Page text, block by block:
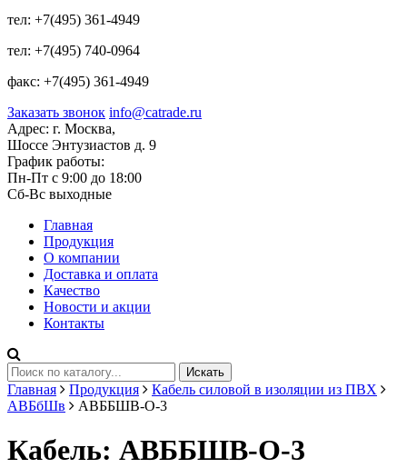
тел: +7(495) 361-4949
тел: +7(495) 740-0964
факс: +7(495) 361-4949
Заказать звонок info@catrade.ru
Адрес: г. Москва,
Шоссе Энтузиастов д. 9
График работы:
Пн-Пт с 9:00 до 18:00
Сб-Вс выходные
Главная
Продукция
О компании
Доставка и оплата
Качество
Новости и акции
Контакты
Искать
Главная Продукция
Кабель силовой в изоляции из ПВХ
АВБбШв
АВББШВ-О-3
Кабель: АВББШВ-О-3